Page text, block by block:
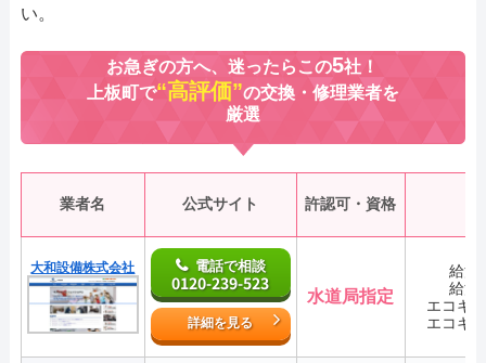
い。
お急ぎの方へ、迷ったらこの5社！
上板町で“高評価”の交換・修理業者を
厳選
業者名 公式サイト 許認可・資格
大和設備株式会社 電話で相談
0120-239-523
詳細を見る
水道局指定
給湯
給湯
エコキ
エコキ